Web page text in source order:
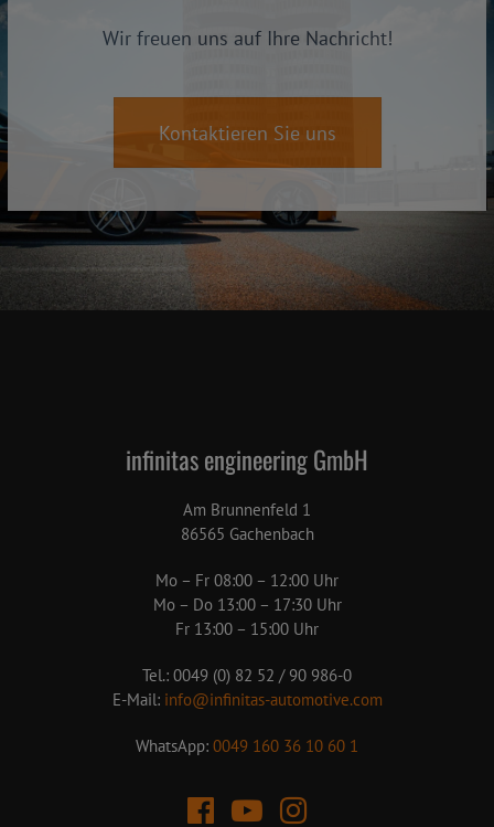
Wir freuen uns auf Ihre Nachricht!
Kontaktieren Sie uns
infinitas engineering GmbH
Am Brunnenfeld 1
86565 Gachenbach
Mo – Fr 08:00 – 12:00 Uhr
Mo – Do 13:00 – 17:30 Uhr
Fr 13:00 – 15:00 Uhr
Tel.: 0049 (0) 82 52 / 90 986-0
E-Mail: info@infinitas-automotive.com
WhatsApp: 0049 160 36 10 60 1